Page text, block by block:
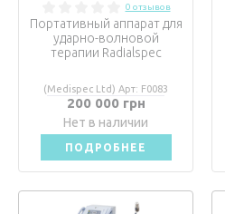
0 отзывов
Портативный аппарат для
ударно-волновой
терапии Radialspec
(Medispec Ltd) Арт: F0083
200 000 грн
Нет в наличии
ПОДРОБНЕЕ